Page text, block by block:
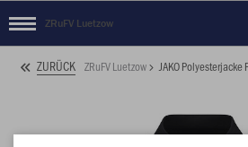
ZRuFV Luetzow
ZURÜCK ZRuFV Luetzow JAKO Polyesterjacke